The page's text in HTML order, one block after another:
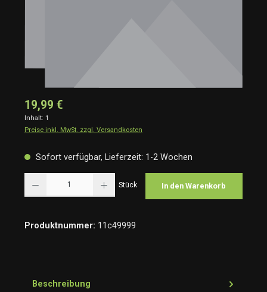
19,99 €
Inhalt: 1
Preise inkl. MwSt. zzgl. Versandkosten
Sofort verfügbar, Lieferzeit: 1-2 Wochen
Stück In den Warenkorb
Produktnummer: 11c49999
Beschreibung